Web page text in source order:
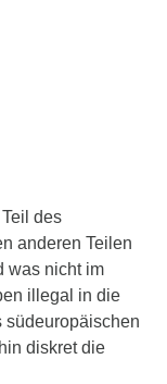
des
anderen Teilen
was nicht im
illegal in die
südeuropäischen
diskret die